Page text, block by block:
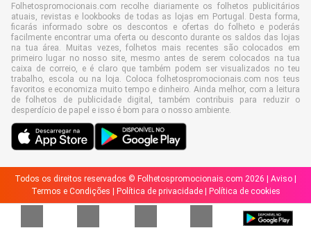
Folhetospromocionais.com recolhe diariamente os folhetos publicitários
atuais, revistas e lookbooks de todas as lojas em Portugal. Desta forma,
ficarás informado sobre os descontos e ofertas do folheto e poderás
facilmente encontrar uma oferta ou desconto durante os saldos das lojas
na tua área. Muitas vezes, folhetos mais recentes são colocados em
primeiro lugar no nosso site, mesmo antes de serem colocados na tua
caixa de correio, e é claro que também podem ser visualizados no teu
trabalho, escola ou na loja. Coloca folhetospromocionais.com nos teus
favoritos e economiza muito tempo e dinheiro. Ainda melhor, com a leitura
de folhetos de publicidade digital, também contribuis para reduzir o
desperdício de papel e isso é bom para o nosso ambiente.
Todos os direitos reservados © Folhetospromocionais.com 2026 | Aviso
Termos e Condições
Política de privacidade| Política de cookies